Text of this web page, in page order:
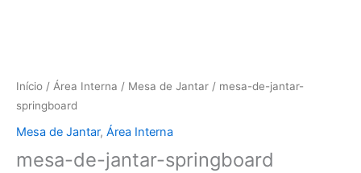
Início / Área Interna / Mesa de Jantar / mesa-de-jantar-
springboard
Mesa de Jantar, Área Interna
mesa-de-jantar-springboard